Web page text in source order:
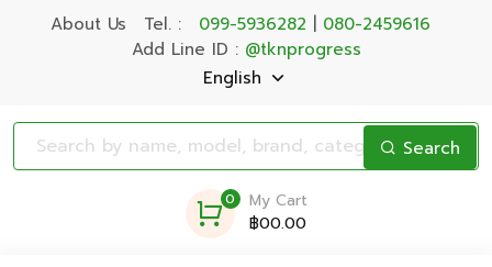
About Us Tel. : 099-5936282
080-2459616
Add Line ID : @tknprogress
English
Search
0
My Cart
฿00.00